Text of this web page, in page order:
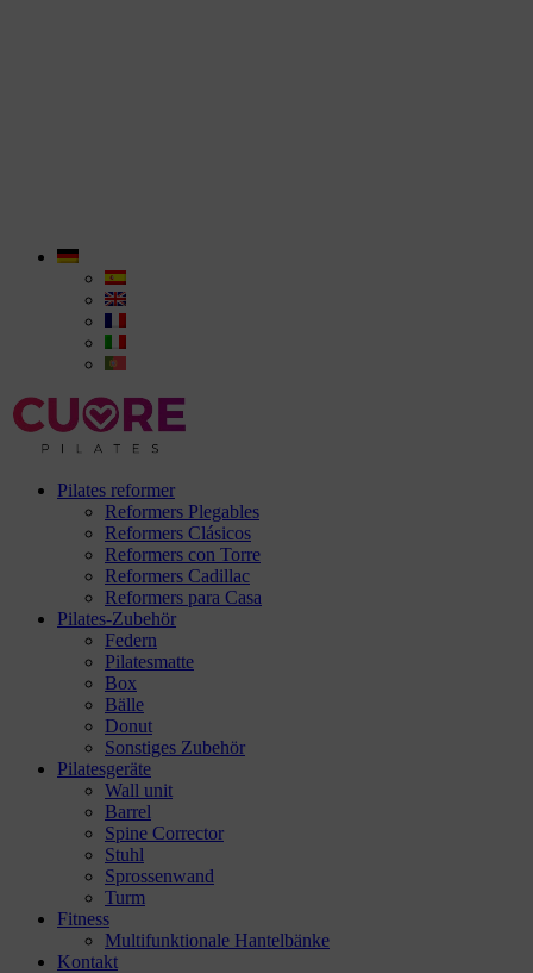
Pilates reformer
Reformers Plegables
Reformers Clásicos
Reformers con Torre
Reformers Cadillac
Reformers para Casa
Pilates-Zubehör
Federn
Pilatesmatte
Box
Bälle
Donut
Sonstiges Zubehör
Pilatesgeräte
Wall unit
Barrel
Spine Corrector
Stuhl
Sprossenwand
Turm
Fitness
Multifunktionale Hantelbänke
Kontakt